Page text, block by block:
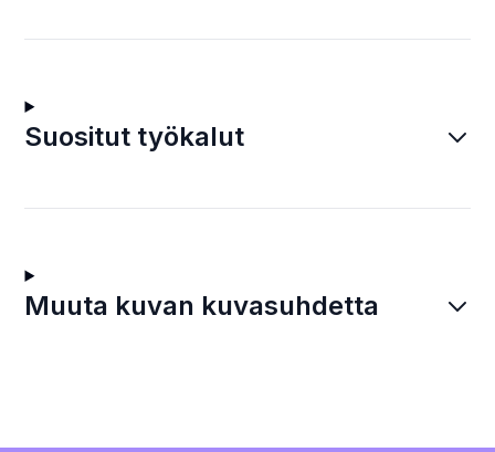
Suositut työkalut
Muuta kuvan kuvasuhdetta